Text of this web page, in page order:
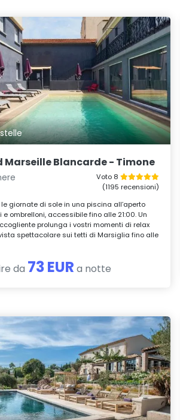
Marseille Blancarde - Timone
Voto 8
(1195 recensioni)
giornate di sole in una piscina all’aperto
e ombrelloni, accessibile fino alle 21:00. Un
prolunga i vostri momenti di relax
spettacolare sui tetti di Marsiglia fino alle
da 73 EUR a notte